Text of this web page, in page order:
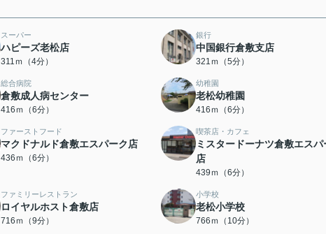
スーパー
ハピーズ老松店
311ｍ（4分）
銀行
中国銀行倉敷支店
321ｍ（5分）
総合病院
倉敷成人病センター
416ｍ（6分）
幼稚園
老松幼稚園
416ｍ（6分）
ファーストフード
マクドナルド倉敷エスパーク店
436ｍ（6分）
喫茶店・カフェ
ミスタードーナツ倉敷エスパ
店
439ｍ（6分）
ファミリーレストラン
ロイヤルホスト倉敷店
716ｍ（9分）
小学校
老松小学校
766ｍ（10分）